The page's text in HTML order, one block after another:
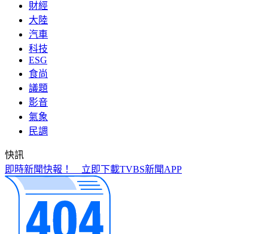
財經
大陸
汽車
科技
ESG
食尚
議題
影音
氣象
民調
快訊
北市第3波油品抽驗！「2苦茶油」苯駢芘超標 已全面預防性
下架